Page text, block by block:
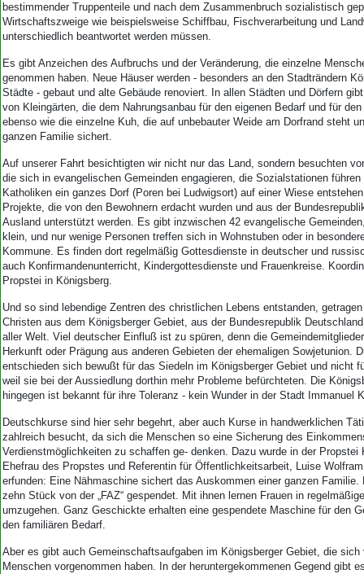
bestimmender Truppenteile und nach dem Zusammenbruch sozialistisch
Wirtschaftszweige wie beispielsweise Schiffbau, Fischverarbeitung und
unterschiedlich beantwortet werden müssen.
Es gibt Anzeichen des Aufbruchs und der Veränderung, die einzelne
genommen haben. Neue Häuser werden - besonders an den Stadträndern
Städte - gebaut und alte Gebäude renoviert. In allen Städten und Dörfern
von Kleingärten, die dem Nahrungsanbau für den eigenen Bedarf und für
ebenso wie die einzelne Kuh, die auf unbebauter Weide am Dorfrand steht
ganzen Familie sichert.
Auf unserer Fahrt besichtigten wir nicht nur das Land, sondern besuchten
die sich in evangelischen Gemeinden engagieren, die Sozialstationen führen
Katholiken ein ganzes Dorf (Poren bei Ludwigsort) auf einer Wiese
Projekte, die von den Bewohnern erdacht wurden und aus der
Ausland unterstützt werden. Es gibt inzwischen 42 evangelische
klein, und nur wenige Personen treffen sich in Wohnstuben oder in
Kommune. Es finden dort regelmäßig Gottesdienste in deutscher und
auch Konfirmandenunterricht, Kindergottesdienste und Frauenkreise.
Propstei in Königsberg.
Und so sind lebendige Zentren des christlichen Lebens entstanden,
Christen aus dem Königsberger Gebiet, aus der Bundesrepublik
aller Welt. Viel deutscher Einfluß ist zu spüren, denn die
Herkunft oder Prägung aus anderen Gebieten der ehemaligen Sowjetunion.
entschieden sich bewußt für das Siedeln im Königsberger Gebiet und nicht
weil sie bei der Aussiedlung dorthin mehr Probleme befürchteten. Die
hingegen ist bekannt für ihre Toleranz - kein Wunder in der Stadt Immanuel
Deutschkurse sind hier sehr begehrt, aber auch Kurse in handwerklichen
zahlreich besucht, da sich die Menschen so eine Sicherung des
Verdienstmöglichkeiten zu schaffen ge- denken. Dazu wurde in der Propstei
Ehefrau des Propstes und Referentin für Öffentlichkeitsarbeit, Luise
erfunden: Eine Nähmaschine sichert das Auskommen einer ganzen Familie.
zehn Stück von der „FAZ“ gespendet. Mit ihnen lernen Frauen in
umzugehen. Ganz Geschickte erhalten eine gespendete Maschine für den
den familiären Bedarf.
Aber es gibt auch Gemeinschaftsaufgaben im Königsberger Gebiet, die sich
Menschen vorgenommen haben. In der heruntergekommenen Gegend gibt